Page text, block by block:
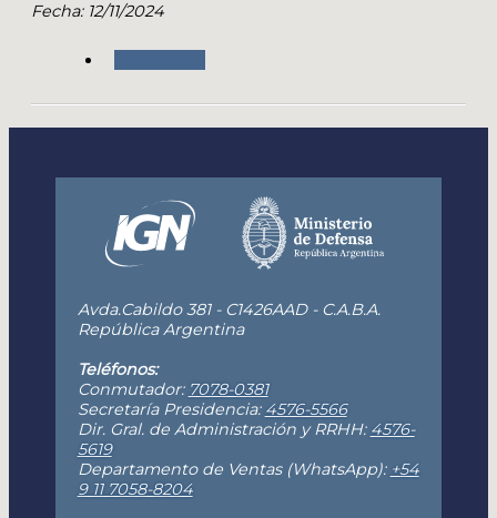
Fecha: 12/11/2024
Avda.Cabildo 381 - C1426AAD - C.A.B.A.
República Argentina
Teléfonos:
Conmutador: 7078-0381
Secretaría Presidencia: 4576-5566
Dir. Gral. de Administración y RRHH: 4576-
5619
Departamento de Ventas (WhatsApp): +54
9 11 7058-8204